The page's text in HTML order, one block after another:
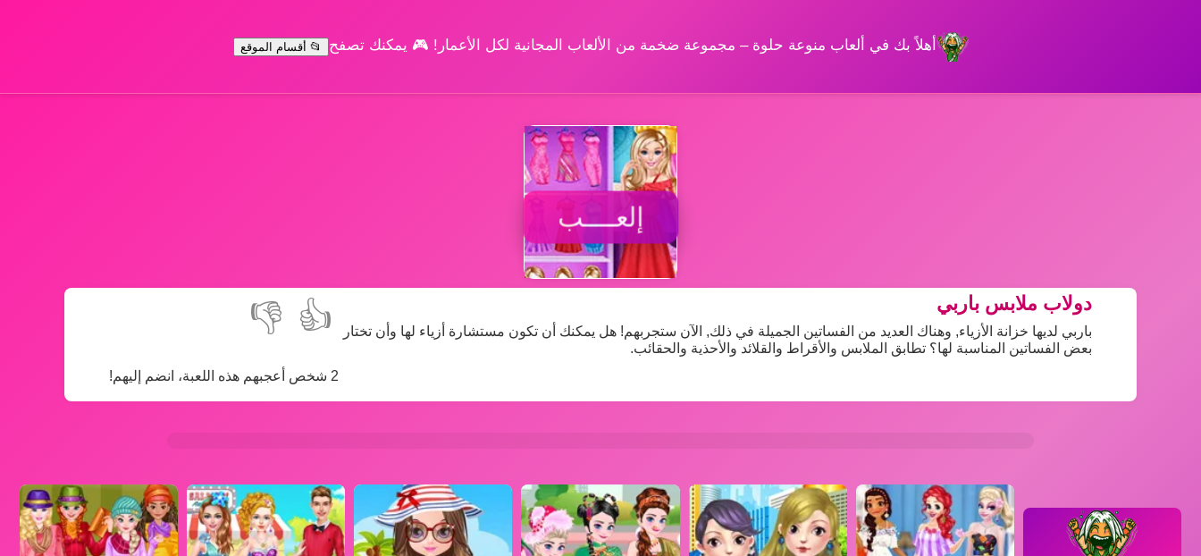
أهلاً بك في ألعاب منوعة حلوة – مجموعة ضخمة من الألعاب المجانية لكل الأعمار! 🎮 يمكنك تصفح 📂 أقسام الموقع
إلعــــب
👍
👎
2 شخص أعجبهم هذه اللعبة، انضم إليهم!
دولاب ملابس باربي
باربي لديها خزانة الأزياء, وهناك العديد من الفساتين الجميلة في ذلك, الآن ستجربهم! هل يمكنك أن تكون مستشارة أزياء لها وأن تختار
بعض الفساتين المناسبة لها؟ تطابق الملابس والأقراط والقلائد والأحذية والحقائب.